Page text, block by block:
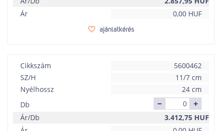
Ár
0,00 HUF
ajánlatkérés
Cikkszám
5600462
SZ/H
11/7 cm
Nyélhossz
24 cm
Db
Ár/Db
3.412,75 HUF